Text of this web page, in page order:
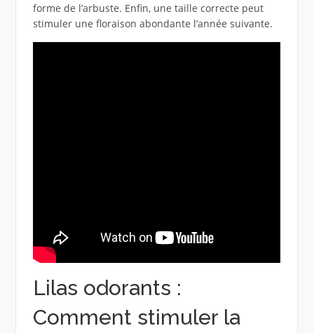
forme de l’arbuste. Enfin, une taille correcte peut
stimuler une floraison abondante l’année suivante.
Lilas odorants :
Comment stimuler la